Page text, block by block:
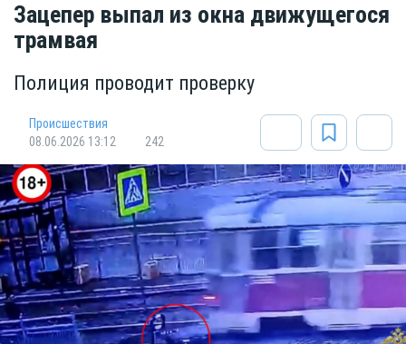
Зацепер выпал из окна движущегося
трамвая
Полиция проводит проверку
Происшествия
08.06.2026 13:12
242